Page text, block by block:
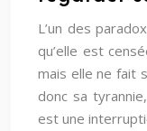
L’un des
qu’elle est
mais elle ne fait
donc sa
est une